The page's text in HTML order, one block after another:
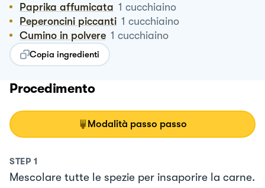
Paprika affumicata 1 cucchiaino
Peperoncini piccanti 1 cucchiaino
Cumino in polvere 1 cucchiaino
Copia ingredienti
Procedimento
Modalità passo passo
STEP 1
Mescolare tutte le spezie per insaporire la carne.